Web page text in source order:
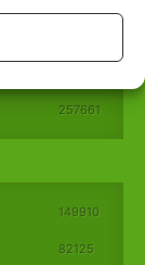
257661
149910
82125